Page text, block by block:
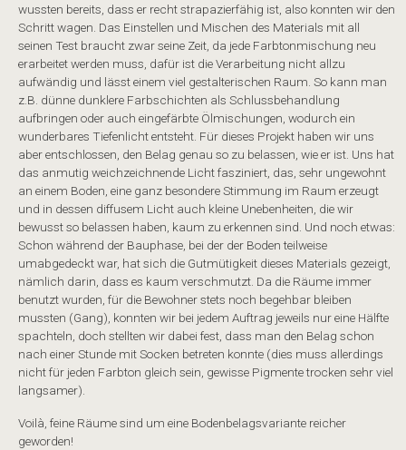
wussten bereits, dass er recht strapazierfähig ist, also konnten wir den
Schritt wagen. Das Einstellen und Mischen des Materials mit all
seinen Test braucht zwar seine Zeit, da jede Farbtonmischung neu
erarbeitet werden muss, dafür ist die Verarbeitung nicht allzu
aufwändig und lässt einem viel gestalterischen Raum. So kann man
z.B. dünne dunklere Farbschichten als Schlussbehandlung
aufbringen oder auch eingefärbte Ölmischungen, wodurch ein
wunderbares Tiefenlicht entsteht. Für dieses Projekt haben wir uns
aber entschlossen, den Belag genau so zu belassen, wie er ist. Uns hat
das anmutig weichzeichnende Licht fasziniert, das, sehr ungewohnt
an einem Boden, eine ganz besondere Stimmung im Raum erzeugt
und in dessen diffusem Licht auch kleine Unebenheiten, die wir
bewusst so belassen haben, kaum zu erkennen sind. Und noch etwas:
Schon während der Bauphase, bei der der Boden teilweise
umabgedeckt war, hat sich die Gutmütigkeit dieses Materials gezeigt,
nämlich darin, dass es kaum verschmutzt. Da die Räume immer
benutzt wurden, für die Bewohner stets noch begehbar bleiben
mussten (Gang), konnten wir bei jedem Auftrag jeweils nur eine Hälfte
spachteln, doch stellten wir dabei fest, dass man den Belag schon
nach einer Stunde mit Socken betreten konnte (dies muss allerdings
nicht für jeden Farbton gleich sein, gewisse Pigmente trocken sehr viel
langsamer).
Voilà, feine Räume sind um eine Bodenbelagsvariante reicher
geworden!